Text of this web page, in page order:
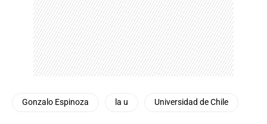
Gonzalo Espinoza la u Universidad de Chile